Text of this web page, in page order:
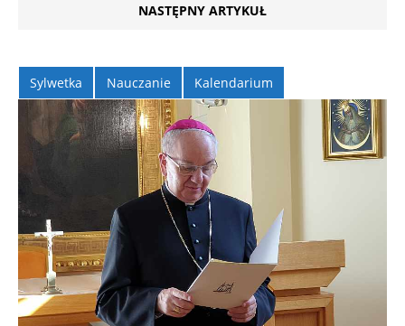
NASTĘPNY ARTYKUŁ
Sylwetka Nauczanie Kalendarium